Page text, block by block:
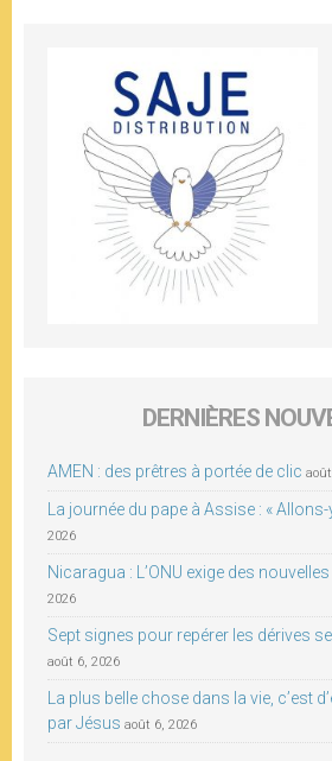
DERNIÈRES
AMEN : des prêtres à portée de clic
La journée du pape à Assise : « Allons-
2026
Nicaragua : L’ONU exige des
2026
Sept signes pour repérer les dérives
août 6, 2026
La plus belle chose dans la vie, c’est
par Jésus août 6, 2026